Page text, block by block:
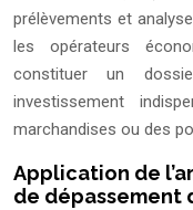
prélèvements et
les opérateurs
constituer un
investissement
marchandises ou des
Application de
de dépassement